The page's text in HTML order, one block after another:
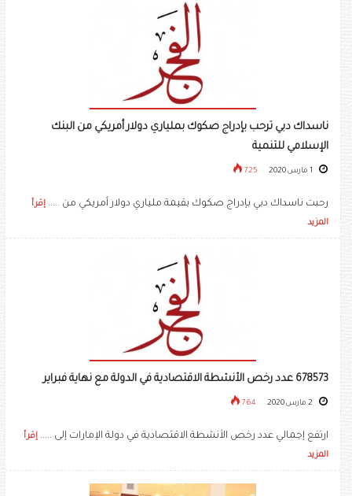
ناسداك دبي ترحب بإدراج صكوك بملياري دولار أمريكي من البنك
الإسلامي للتنمية
725
رحبت ناسداك دبي بإدراج صكوك بقيمة ملياري دولار أمريكي من ..... إقرأ
المزيد
678573 عدد رخص الأنشطة الاقتصادية في الدولة مع نهاية فبراير
764
ارتفع إجمالي عدد رخص الأنشطة الاقتصادية في دولة الإمارات إلى ..... إقرأ
المزيد